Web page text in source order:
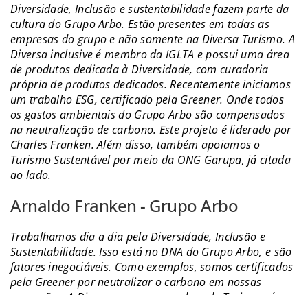
Diversidade, Inclusão e sustentabilidade fazem parte da
cultura do Grupo Arbo. Estão presentes em todas as
empresas do grupo e não somente na Diversa Turismo. A
Diversa inclusive é membro da IGLTA e possui uma área
de produtos dedicada à Diversidade, com curadoria
própria de produtos dedicados. Recentemente iniciamos
um trabalho ESG, certificado pela Greener. Onde todos
os gastos ambientais do Grupo Arbo são compensados
na neutralização de carbono. Este projeto é liderado por
Charles Franken. Além disso, também apoiamos o
Turismo Sustentável por meio da ONG Garupa, já citada
ao lado.
Arnaldo Franken - Grupo Arbo
Trabalhamos dia a dia pela Diversidade, Inclusão e
Sustentabilidade. Isso está no DNA do Grupo Arbo, e são
fatores inegociáveis. Como exemplos, somos certificados
pela Greener por neutralizar o carbono em nossas